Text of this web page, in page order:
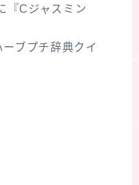
『Cジャスミン
ーブプチ辞典クイ